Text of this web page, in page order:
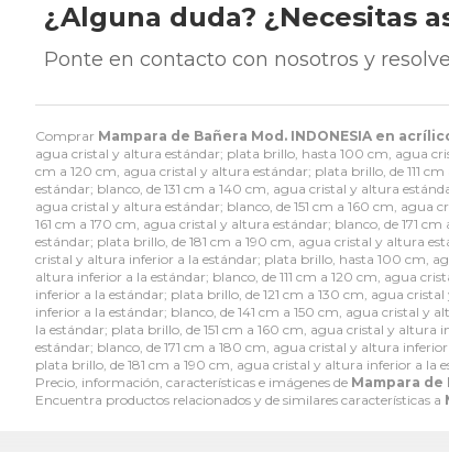
Comprar Mampara de Bañera Mod. INDONESIA en
agua cristal y altura estándar; plata brillo, hasta 100 cm, agua
cm a 120 cm, agua cristal y altura estándar; plata brillo, de 111
estándar; blanco, de 131 cm a 140 cm, agua cristal y altura
agua cristal y altura estándar; blanco, de 151 cm a 160 cm, agua
161 cm a 170 cm, agua cristal y altura estándar; blanco, de 171
estándar; plata brillo, de 181 cm a 190 cm, agua cristal y altura
cristal y altura inferior a la estándar; plata brillo, hasta 100 cm,
altura inferior a la estándar; blanco, de 111 cm a 120 cm, agua
inferior a la estándar; plata brillo, de 121 cm a 130 cm, agua
inferior a la estándar; blanco, de 141 cm a 150 cm, agua cristal y
la estándar; plata brillo, de 151 cm a 160 cm, agua cristal y
estándar; blanco, de 171 cm a 180 cm, agua cristal y altura
plata brillo, de 181 cm a 190 cm, agua cristal y altura inferior a
Precio, información, características e imágenes de Mampara de
Encuentra productos relacionados y de similares características a
¿Alguna duda? ¿Necesitas
Ponte en contacto con nosotros y